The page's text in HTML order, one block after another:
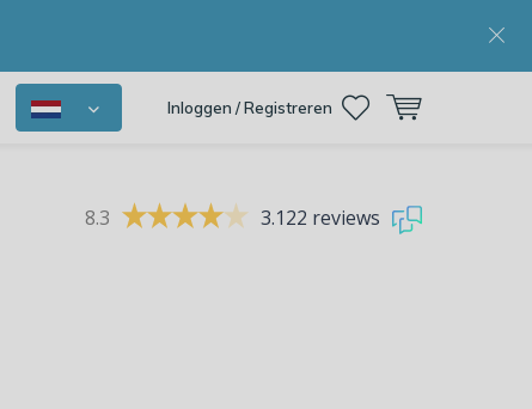
Inloggen / Registreren
8.3 3.122 reviews